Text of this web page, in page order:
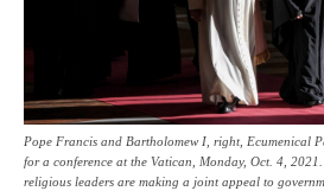
Pope Francis and Bartholomew I, right, Ecumenical
for a conference at the Vatican, Monday, Oct. 4,
religious leaders are making a joint appeal to